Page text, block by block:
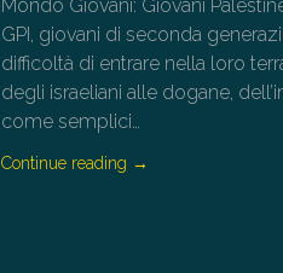
Mondo Giovani: Giovani
GPI, giovani di seconda
difficoltà di entrare nella loro
degli israeliani alle dogane,
come semplici…
Continue reading →